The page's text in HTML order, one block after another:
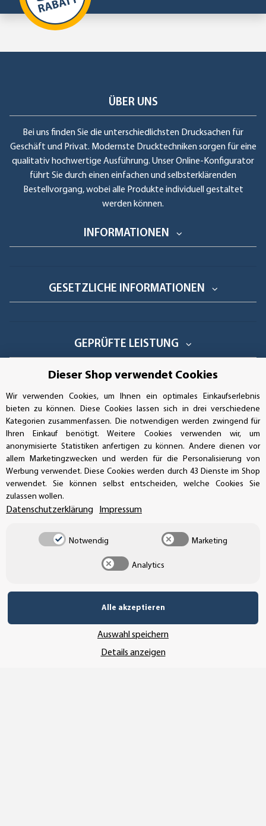
ÜBER UNS
Bei uns finden Sie die unterschiedlichsten Drucksachen für
Geschäft und Privat. Modernste Drucktechniken sorgen für eine
qualitativ hochwertige Ausführung. Unser Online-Konfigurator
führt Sie durch einen einfachen und selbsterklärenden
Bestellvorgang, wobei alle Produkte individuell gestaltet
werden können.
INFORMATIONEN
GESETZLICHE INFORMATIONEN
GEPRÜFTE LEISTUNG
AUFKLEBERDEALER STORE
Handwerkerring 1, D-39326 Wolmirstedt
Bestellungen/Support: +49 (0)39-201-28-98-10
Buchhaltung: +49 (0)39-201-28-98-17
info@aufkleberdealer.de
UNSER AFFILIATE-PROGRAMM
UNSERE ZAHLUNGSARTEN*
Dieser Shop verwendet Cookies
Wir verwenden Cookies, um Ihnen ein optimales Einkaufserlebnis
bieten zu können. Diese Cookies lassen sich in drei verschiedene
Kategorien zusammenfassen. Die notwendigen werden zwingend für
Ihren Einkauf benötigt. Weitere Cookies verwenden wir, um
anonymisierte Statistiken anfertigen zu können. Andere dienen vor
allem Marketingzwecken und werden für die Personalisierung von
Werbung verwendet. Diese Cookies werden durch 43 Dienste im Shop
verwendet. Sie können selbst entscheiden, welche Cookies Sie
zulassen wollen.
Datenschutzerklärung Impressum
Notwendig Marketing
Analytics
Alle akzeptieren
Auswahl speichern
Details anzeigen